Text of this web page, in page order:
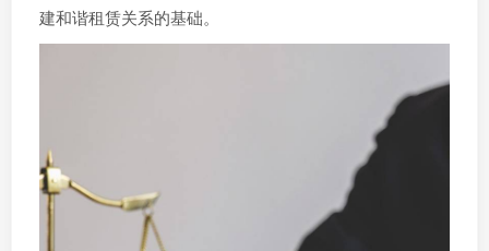
建和谐租赁关系的基础。